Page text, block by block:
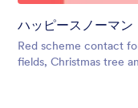
ハッピースノーマン
Red scheme contact
fields, Christmas tree